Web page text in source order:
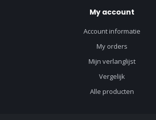
My account
Account informatie
My orders
Mijn verlanglijst
Vergelijk
Alle producten